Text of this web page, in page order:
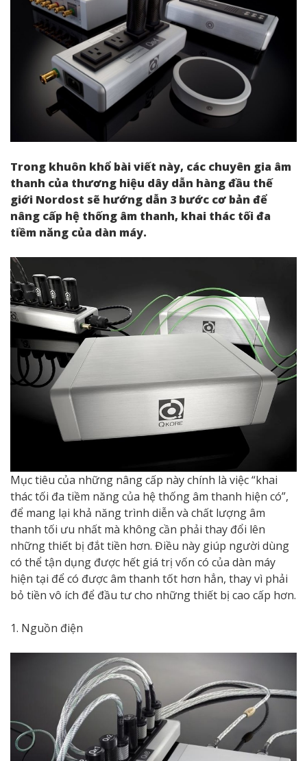
Trong khuôn khổ bài viết này, các chuyên gia âm
thanh của thương hiệu dây dẫn hàng đầu thế
giới Nordost sẽ hướng dẫn 3 bước cơ bản để
nâng cấp hệ thống âm thanh, khai thác tối đa
tiềm năng của dàn máy.
Mục tiêu của những nâng cấp này chính là việc “khai
thác tối đa tiềm năng của hệ thống âm thanh hiện có”,
để mang lại khả năng trình diễn và chất lượng âm
thanh tối ưu nhất mà không cần phải thay đổi lên
những thiết bị đắt tiền hơn. Điều này giúp người dùng
có thể tận dụng được hết giá trị vốn có của dàn máy
hiện tại để có được âm thanh tốt hơn hẳn, thay vì phải
bỏ tiền vô ích để đầu tư cho những thiết bị cao cấp hơn.
1. Nguồn điện